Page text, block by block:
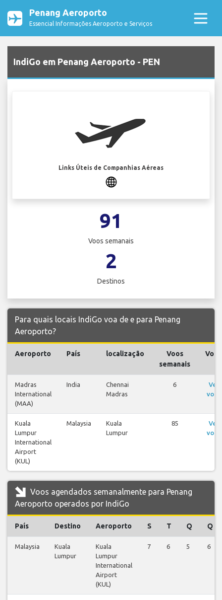
Penang Aeroporto
Essencial Informações Aeroporto e Serviços
IndiGo em Penang Aeroporto - PEN
Links Úteis de Companhias Aéreas
91
Voos semanais
2
Destinos
Para quais locais IndiGo voa de e para Penang
Aeroporto?
Aeroporto País localização
Voos
semanais
Voos
Madras
International
(MAA)
India
Chennai
Madras
6
Ver
voos
Kuala
Lumpur
International
Airport
(KUL)
Malaysia
Kuala
Lumpur
85
Ver
voos
Voos agendados semanalmente para Penang
Aeroporto operados por IndiGo
País Destino Aeroporto S T Q Q
Malaysia
Kuala
Lumpur
Kuala
Lumpur
International
Airport
(KUL)
7 6 5 6